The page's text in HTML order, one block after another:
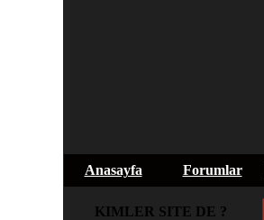
Anasayfa Forumlar
KIMLER SITE DE ?